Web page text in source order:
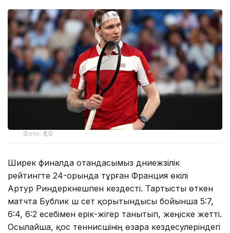
Фото: ҚТФ
Ширек финалда отандасымыз дүниежүзілік
рейтингте 24-орында тұрған Франция өкілі
Артур Риндеркнешпен кездесті. Тартысты өткен
матчта Бублик үш сет қорытындысы бойынша 5:7,
6:4, 6:2 есебімен ерік-жігер танытып, жеңіске жетті.
Осылайша, қос теннисшінің өзара кездесулеріндегі